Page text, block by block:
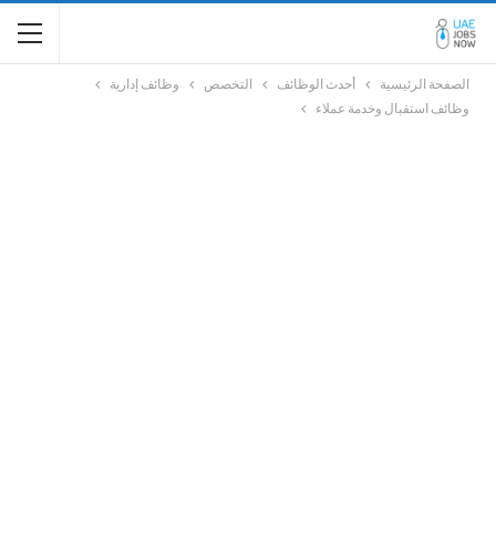
الصفحة الرئيسية أحدث الوظائف التخصص
وظائف إدارية
وظائف استقبال وخدمة عملاء